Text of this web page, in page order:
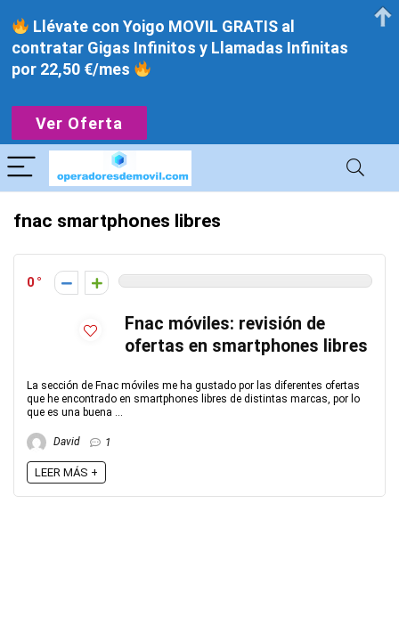
fnac smartphones libres
0
Fnac móviles: revisión de
ofertas en smartphones libres
La sección de Fnac móviles me ha gustado por las diferentes ofertas
que he encontrado en smartphones libres de distintas marcas, por lo
que es una buena ...
David 1
LEER MÁS +
Llévate con Yoigo MOVIL GRATIS al
contratar Gigas Infinitos y Llamadas Infinitas
por 22,50 €/mes
Ver Oferta